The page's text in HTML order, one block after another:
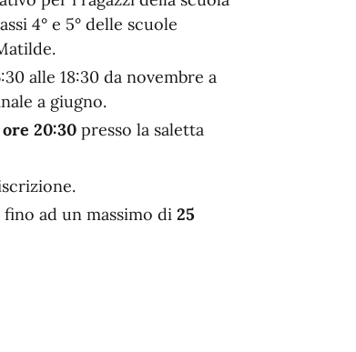
4° e 5° delle scuole
alle 18:30 da novembre a
a giugno.
20:30presso la saletta
fino ad un massimo di25